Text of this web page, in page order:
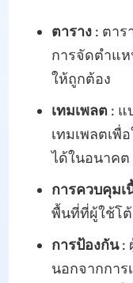
ตาราง: ตาร
การจัดตำแ
ให้ถูกต้อง
เทมเพลต: แ
เทมเพลตเพื่
ได้ในอนาคต
การควบคุมเ
พื้นที่ที่ผู้ใช้โ
การป้องกัน:
นอกจากการ